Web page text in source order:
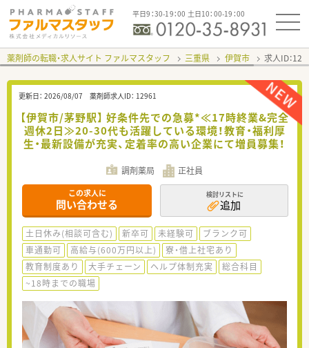
平日9：30-19：00 土日10：00-19：00
薬剤師の転職・求人サイト ファルマスタッフ 三重県 伊賀市 求人ID：
更新日： 2026/08/07 薬剤師求人ID： 12961
【伊賀市/茅野駅】 好条件先での急募*≪17時終業&完全
週休2日≫20-30代も活躍している環境！教育・福利厚
生・最新設備が充実、定着率の高い企業にて増員募集！
調剤薬局 正社員
この求人に
問い合わせる
検討リストに
追加
土日休み(相談可含む) 新卒可 未経験可
ブランク可
車通勤可
高給与(600万円以上)
寮・借上社宅あり
教育制度あり
大手チェーン ヘルプ体制充実
総合科目
~18時までの職場